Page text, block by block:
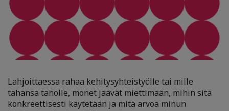
Lahjoittaessa rahaa kehitysyhteistyölle tai mille
tahansa taholle, monet jäävät miettimään, mihin sitä
konkreettisesti käytetään ja mitä arvoa minun